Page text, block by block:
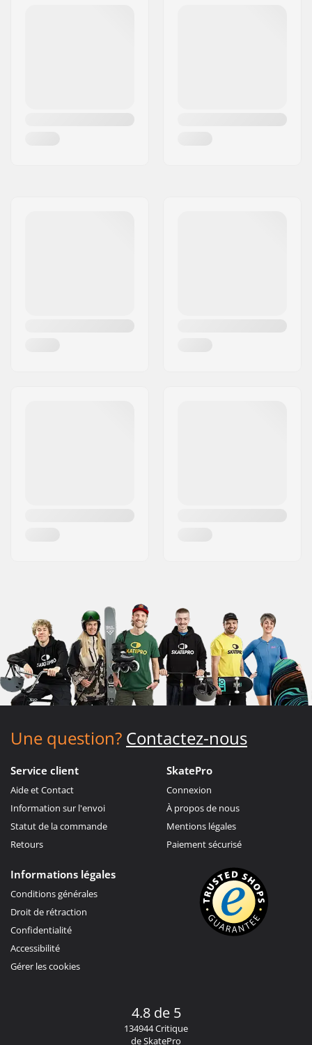
Une question? Contactez-nous
Service client
Aide et Contact
Information sur l'envoi
Statut de la commande
Retours
SkatePro
Connexion
À propos de nous
Mentions légales
Paiement sécurisé
Informations légales
Conditions générales
Droit de rétraction
Confidentialité
Accessibilité
Gérer les cookies
4.8 de 5
134944 Critique
de SkatePro